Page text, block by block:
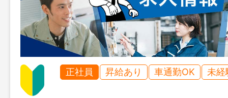
正社員 昇給あり 車通勤OK 未経